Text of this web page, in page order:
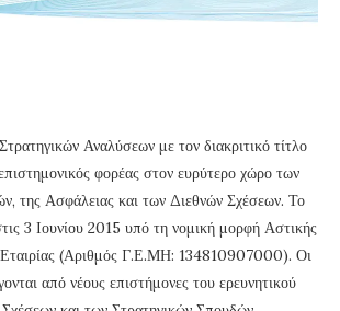
Αναλύσεων με τον διακριτικό τίτλο
φορέας στον ευρύτερο χώρο των
της Ασφάλειας και των Διεθνών Σχέσεων. Το
3 Ιουνίου 2015 υπό τη νομική μορφή Αστικής
(Αριθμός Γ.Ε.ΜΗ: 134810907000). Οι
από νέους επιστήμονες του ερευνητικού